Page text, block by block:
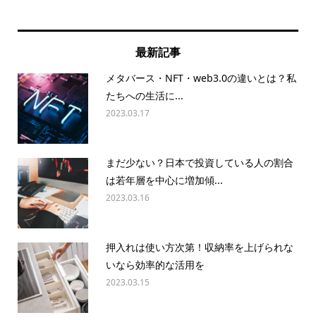
最新記事
メタバース・NFT・web3.0の違いとは？私
たちへの生活に...
2023.03.17
まだ少ない？日本で投資している人の割合
は若年層を中心に増加傾...
2023.03.16
押入れは使い方次第！収納率を上げられな
いなら効率的な活用を
2023.03.15